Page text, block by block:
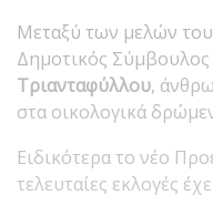
Μεταξύ των μελών του
Δημοτικός
Τριανταφύλλου,
στα οικολογικά
Ειδικότερα το νέο
τελευταίες εκλογές